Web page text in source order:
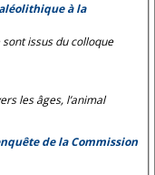
à la
issus du colloque
les âges, l’animal
de la Commission